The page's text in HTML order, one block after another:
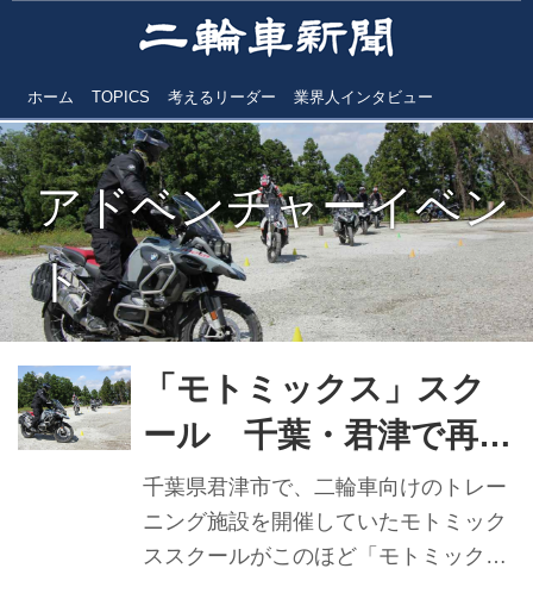
ホーム TOPICS 考えるリーダー 業界人インタビュー
アドベンチャーイベン
ト
「モトミックス」スク
ール 千葉・君津で再始
動 アドベンチャーオー
ナー向けスクール開催
千葉県君津市で、二輪車向けのトレー
ニング施設を開催していたモトミック
ススクールがこのほど「モトミック